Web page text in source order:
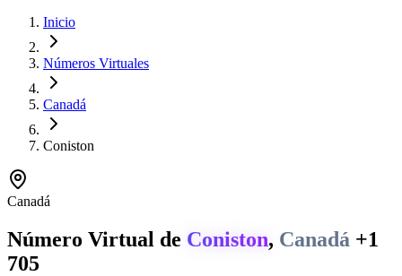
Inicio
Números Virtuales
Canadá
Coniston
Canadá
Número Virtual de Coniston, Canadá +1
705